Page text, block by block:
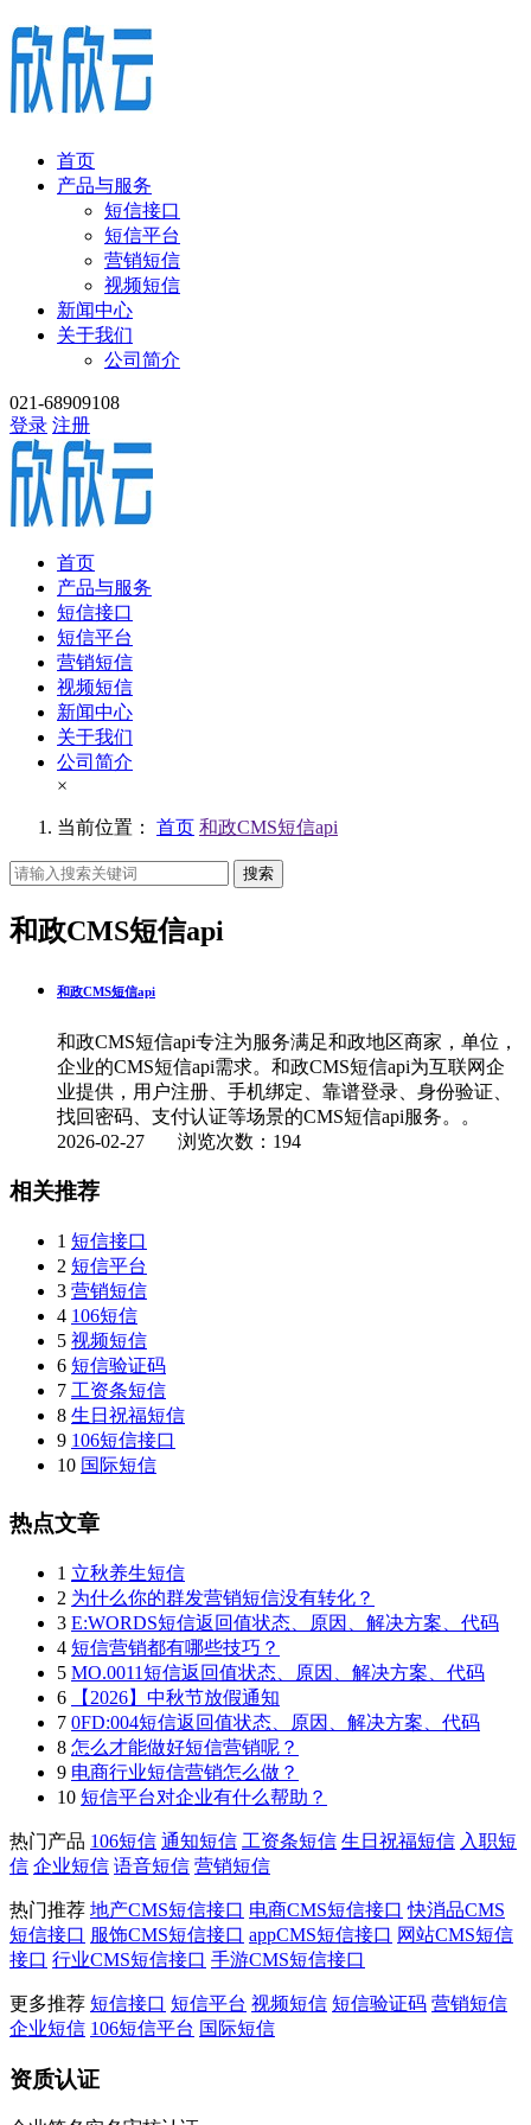
首页
产品与服务
短信接口
短信平台
营销短信
视频短信
新闻中心
关于我们
公司简介
021-68909108
登录 注册
首页
产品与服务
短信接口
短信平台
营销短信
视频短信
新闻中心
关于我们
公司简介
×
当前位置： 首页 和政CMS短信api
搜索
和政CMS短信api
和政CMS短信api
和政CMS短信api专注为服务满足和政地区商家，单位，
企业的CMS短信api需求。和政CMS短信api为互联网企
业提供，用户注册、手机绑定、靠谱登录、身份验证、
找回密码、支付认证等场景的CMS短信api服务。。
2026-02-27 浏览次数：194
相关推荐
1 短信接口
2 短信平台
3 营销短信
4 106短信
5 视频短信
6 短信验证码
7 工资条短信
8 生日祝福短信
9 106短信接口
10 国际短信
热点文章
1 立秋养生短信
2 为什么你的群发营销短信没有转化？
3 E:WORDS短信返回值状态、原因、解决方案、代码
4 短信营销都有哪些技巧？
5 MO.0011短信返回值状态、原因、解决方案、代码
6
【2026】中秋节放假通知
7 0FD:004短信返回值状态、原因、解决方案、代码
8 怎么才能做好短信营销呢？
9 电商行业短信营销怎么做？
10 短信平台对企业有什么帮助？
热门产品 106短信 通知短信 工资条短信 生日祝福短信 入职短
信 企业短信 语音短信 营销短信
热门推荐 地产CMS短信接口 电商CMS短信接口 快消品CMS
短信接口 服饰CMS短信接口 appCMS短信接口 网站CMS短信
接口 行业CMS短信接口 手游CMS短信接口
更多推荐 短信接口 短信平台 视频短信 短信验证码 营销短信
企业短信 106短信平台 国际短信
资质认证